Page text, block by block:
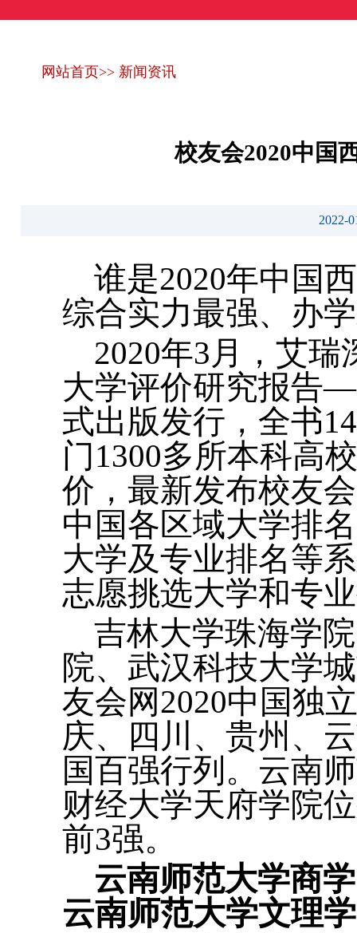
网站首页>> 新闻资讯
校友会2020中国
2022-
谁是2020年中国
综合实力最强、办
2020年3月，艾瑞
大学评价研究报告
式出版发行，全书
门1300多所本科高
价，最新发布校友
中国各区域大学排
大学及专业排名等
志愿挑选大学和专
吉林大学珠海学
院、武汉科技大学
友会网2020中国独
庆、四川、贵州、
国百强行列。云南
财经大学天府学院
前3强。
云南师范大学商
云南师范大学文理